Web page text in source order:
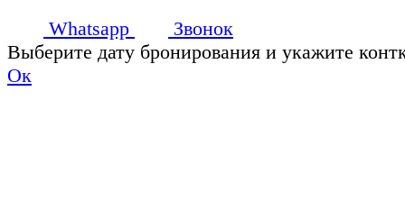
Whatsapp
Звонок
Выберите дату бронирования и укажите
Ок